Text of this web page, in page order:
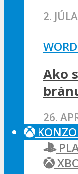
2.
Ako
26.